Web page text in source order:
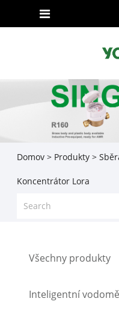
Domov > Produkty>
Koncentrátor Lora
Všechny produkty
Inteligentní